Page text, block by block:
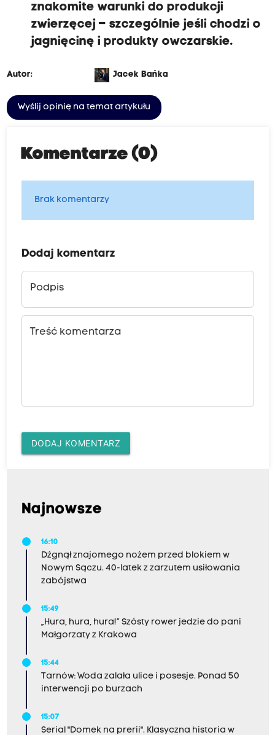
znakomite warunki do produkcji
zwierzęcej – szczególnie jeśli chodzi o
jagnięcinę i produkty owczarskie.
Autor: Jacek Bańka
Wyślij opinię na temat artykułu
Komentarze (0)
Brak komentarzy
Dodaj komentarz
Podpis
Treść komentarza
DODAJ KOMENTARZ
Najnowsze
16:10
Dźgnął znajomego nożem przed blokiem w
Nowym Sączu. 40-latek z zarzutem usiłowania
zabójstwa
15:49
„Hura, hura, hura!” Szósty rower jedzie do pani
Małgorzaty z Krakowa
15:44
Tarnów: Woda zalała ulice i posesje. Ponad 50
interwencji po burzach
15:07
Serial "Domek na prerii". Klasyczna historia w